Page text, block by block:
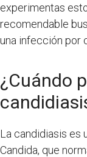
experimentas
recomendable
una infección por
¿Cuándo
La candidiasis es
Candida, que